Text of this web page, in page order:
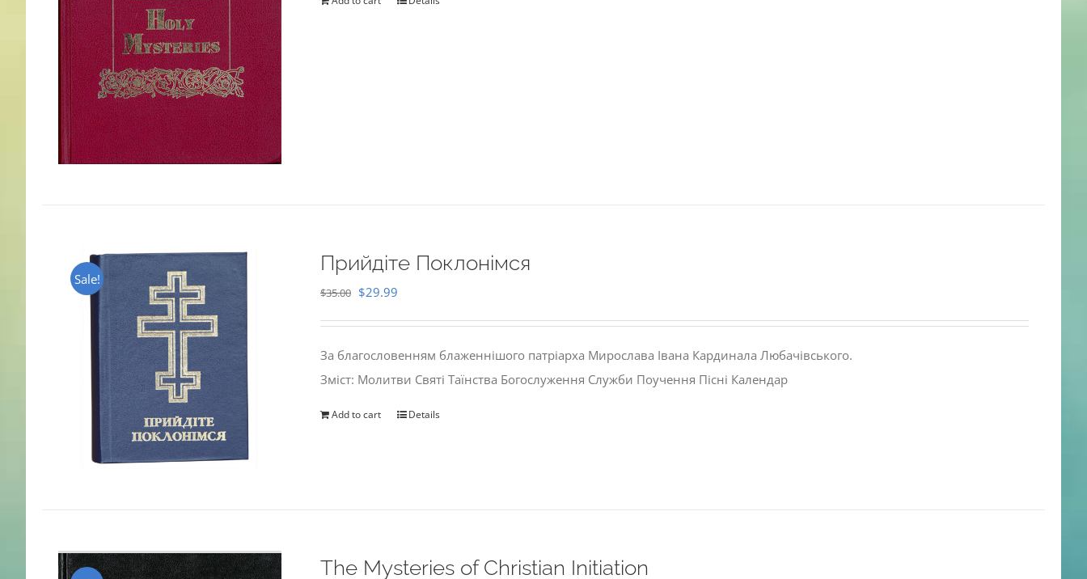
Sale!
Прийдіте Поклонімся
$35.00 Original
$35.00.
$29.99
$29.99.
За благословенням блаженнішого патріарха Мирослава Івана Кардинала Любачівського.
Зміст: Молитви Святі Таїнства Богослуження Служби Поучення Пісні Календар
Add to cart Details
The Mysteries of Christian Initiation